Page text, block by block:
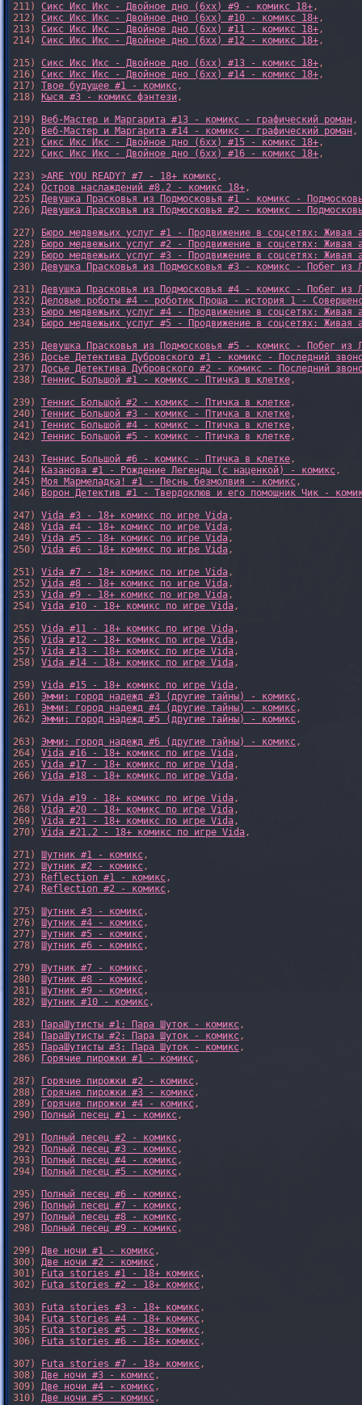
211) Сикс Икс Икс - Двойное дно (6xx) #9 - комикс 18+,
212) Сикс Икс Икс - Двойное дно (6xx) #10 - комикс 18+,
213) Сикс Икс Икс - Двойное дно (6xx) #11 - комикс 18+,
214) Сикс Икс Икс - Двойное дно (6xx) #12 - комикс 18+,
215) Сикс Икс Икс - Двойное дно (6xx) #13 - комикс 18+,
216) Сикс Икс Икс - Двойное дно (6xx) #14 - комикс 18+,
217) Твое будущее #1 - комикс,
218)
Кыся #3 - комикс фэнтези,
219)
Веб-Мастер и Маргарита #13 - комикс - графический роман,
220)
Веб-Мастер и Маргарита #14 - комикс - графический роман,
221) Сикс Икс Икс - Двойное дно (6xx) #15 - комикс 18+,
222) Сикс Икс Икс - Двойное дно (6xx) #16 - комикс 18+,
223) >ARE YOU READY? #7 - 18+ комикс,
224) Остров наслаждений #8.2 - комикс 18+,
225) Девушка Прасковья из Подмосковья #1 - комикс -
226) Девушка Прасковья из Подмосковья #2 - комикс -
227)
Бюро медвежьих услуг #1 - Продвижение в соцсетях: Живая
228)
Бюро медвежьих услуг #2 - Продвижение в соцсетях: Живая
229)
Бюро медвежьих услуг #3 - Продвижение в соцсетях: Живая
230) Девушка Прасковья из Подмосковья #3 - комикс - Побег из
231) Девушка Прасковья из Подмосковья #4 - комикс - Побег из
232) Деловые роботы #4 - роботик Проша - история 1 -
233)
Бюро медвежьих услуг #4 - Продвижение в соцсетях: Живая
234)
Бюро медвежьих услуг #5 - Продвижение в соцсетях: Живая
235) Девушка Прасковья из Подмосковья #5 - комикс - Побег из
236) Досье Детектива Дубровского #1 - комикс - Последний
237) Досье Детектива Дубровского #2 - комикс - Последний
238) Теннис Большой #1 - комикс - Птичка в клетке,
239) Теннис Большой #2 - комикс - Птичка в клетке,
240) Теннис Большой #3 - комикс - Птичка в клетке,
241) Теннис Большой #4 - комикс - Птичка в клетке,
242) Теннис Большой #5 - комикс - Птичка в клетке,
243) Теннис Большой #6 - комикс - Птичка в клетке,
244)
Казанова #1 - Рождение Легенды (с наценкой) - комикс,
245) Моя Мармеладка! #1 - Песнь безмолвия - комикс,
246)
Ворон Детектив #1 - Твердоклюв и его помощник Чик -
247) Vida #3 - 18+ комикс по игре Vida,
248) Vida #4 - 18+ комикс по игре Vida,
249) Vida #5 - 18+ комикс по игре Vida,
250) Vida #6 - 18+ комикс по игре Vida,
251) Vida #7 - 18+ комикс по игре Vida,
252) Vida #8 - 18+ комикс по игре Vida,
253) Vida #9 - 18+ комикс по игре Vida,
254) Vida #10 - 18+ комикс по игре Vida,
255) Vida #11 - 18+ комикс по игре Vida,
256) Vida #12 - 18+ комикс по игре Vida,
257) Vida #13 - 18+ комикс по игре Vida,
258) Vida #14 - 18+ комикс по игре Vida,
259) Vida #15 - 18+ комикс по игре Vida,
260) Эмми: город надежд #3 (другие тайны) - комикс,
261) Эмми: город надежд #4 (другие тайны) - комикс,
262) Эмми: город надежд #5 (другие тайны) - комикс,
263) Эмми: город надежд #6 (другие тайны) - комикс,
264) Vida #16 - 18+ комикс по игре Vida,
265) Vida #17 - 18+ комикс по игре Vida,
266) Vida #18 - 18+ комикс по игре Vida,
267) Vida #19 - 18+ комикс по игре Vida,
268) Vida #20 - 18+ комикс по игре Vida,
269) Vida #21 - 18+ комикс по игре Vida,
270) Vida #21.2 - 18+ комикс по игре Vida,
271) Шутник #1 - комикс,
272) Шутник #2 - комикс,
273)
Reflection #1 - комикс,
274)
Reflection #2 - комикс,
275) Шутник #3 - комикс,
276) Шутник #4 - комикс,
277) Шутник #5 - комикс,
278) Шутник #6 - комикс,
279) Шутник #7 - комикс,
280) Шутник #8 - комикс,
281) Шутник #9 - комикс,
282) Шутник #10 - комикс,
283)
ПараШутисты #1: Пара Шуток - комикс,
284)
ПараШутисты #2: Пара Шуток - комикс,
285)
ПараШутисты #3: Пара Шуток - комикс,
286)
Горячие пирожки #1 - комикс,
287)
Горячие пирожки #2 - комикс,
288)
Горячие пирожки #3 - комикс,
289)
Горячие пирожки #4 - комикс,
290)
Полный песец #1 - комикс,
291)
Полный песец #2 - комикс,
292)
Полный песец #3 - комикс,
293)
Полный песец #4 - комикс,
294)
Полный песец #5 - комикс,
295)
Полный песец #6 - комикс,
296)
Полный песец #7 - комикс,
297)
Полный песец #8 - комикс,
298)
Полный песец #9 - комикс,
299) Две ночи #1 - комикс,
300) Две ночи #2 - комикс,
301)
Futa stories #1 - 18+ комикс,
302)
Futa stories #2 - 18+ комикс,
303)
Futa stories #3 - 18+ комикс,
304)
Futa stories #4 - 18+ комикс,
305)
Futa stories #5 - 18+ комикс,
306)
Futa stories #6 - 18+ комикс,
307)
Futa stories #7 - 18+ комикс,
308) Две ночи #3 - комикс,
309) Две ночи #4 - комикс,
310) Две ночи #5 - комикс,